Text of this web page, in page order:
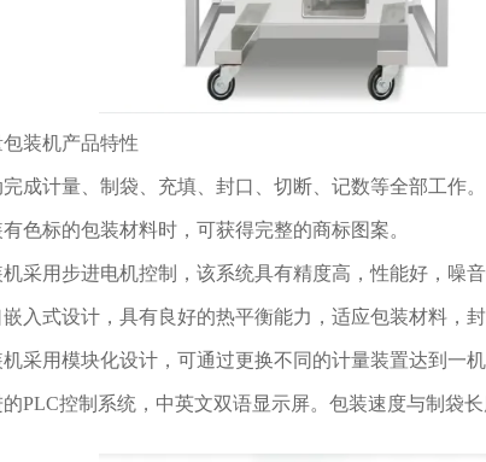
装机产品特性
计量、制袋、充填、封口、切断、记数等全部工作。
标的包装材料时，可获得完整的商标图案。
用步进电机控制，该系统具有精度高，性能好，噪音
式设计，具有良好的热平衡能力，适应包装材料，封
用模块化设计，可通过更换不同的计量装置达到一机
控制系统，中英文双语显示屏。包装速度与制袋长